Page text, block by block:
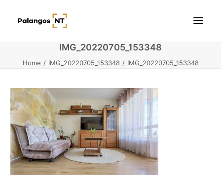
Pradžia
Butai
Namai / Kotedžai
Žemės sklypai
Kontaktai
IMG_20220705_153348
Home IMG_20220705_153348 IMG_20220705_153348